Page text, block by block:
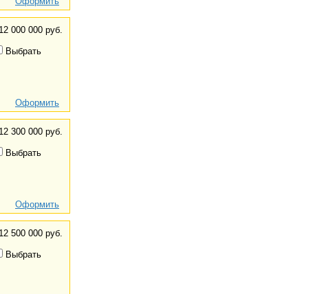
000 000 руб.
Выбрать
Оформить
300 000 руб.
Выбрать
Оформить
500 000 руб.
Выбрать